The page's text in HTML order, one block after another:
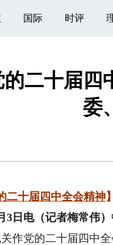
国际 时评
二十届四
委
二十届四中全会精神】
电（记者梅常伟）
作党的二十届四中全